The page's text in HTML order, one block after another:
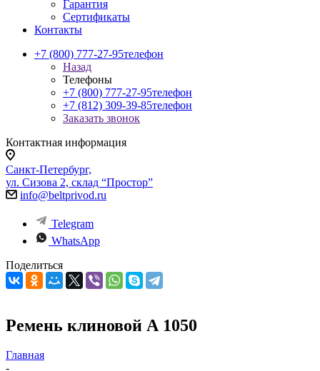
Гарантия
Сертификаты
Контакты
+7 (800) 777-27-95телефон
Назад
Телефоны
+7 (800) 777-27-95телефон
+7 (812) 309-39-85телефон
Заказать звонок
Контактная информация
Санкт-Петербург,
ул. Сизова 2, склад “Простор”
info@beltprivod.ru
Telegram
WhatsApp
Поделиться
Ремень клиновой А 1050
Главная
-